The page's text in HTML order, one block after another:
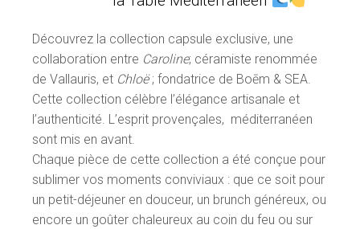
Découvrez la collection capsule exclusive, une
collaboration entre Caroline; céramiste renommée
de Vallauris, et Chloë; fondatrice de Boēm & SEA.
Cette collection célèbre l’élégance artisanale et
l’authenticité. L’esprit provençales, méditerranéen
sont mis en avant.
Chaque pièce de cette collection a été conçue pour
sublimer vos moments conviviaux : que ce soit pour
un petit-déjeuner en douceur, un brunch généreux, ou
encore un goûter chaleureux au coin du feu ou sur